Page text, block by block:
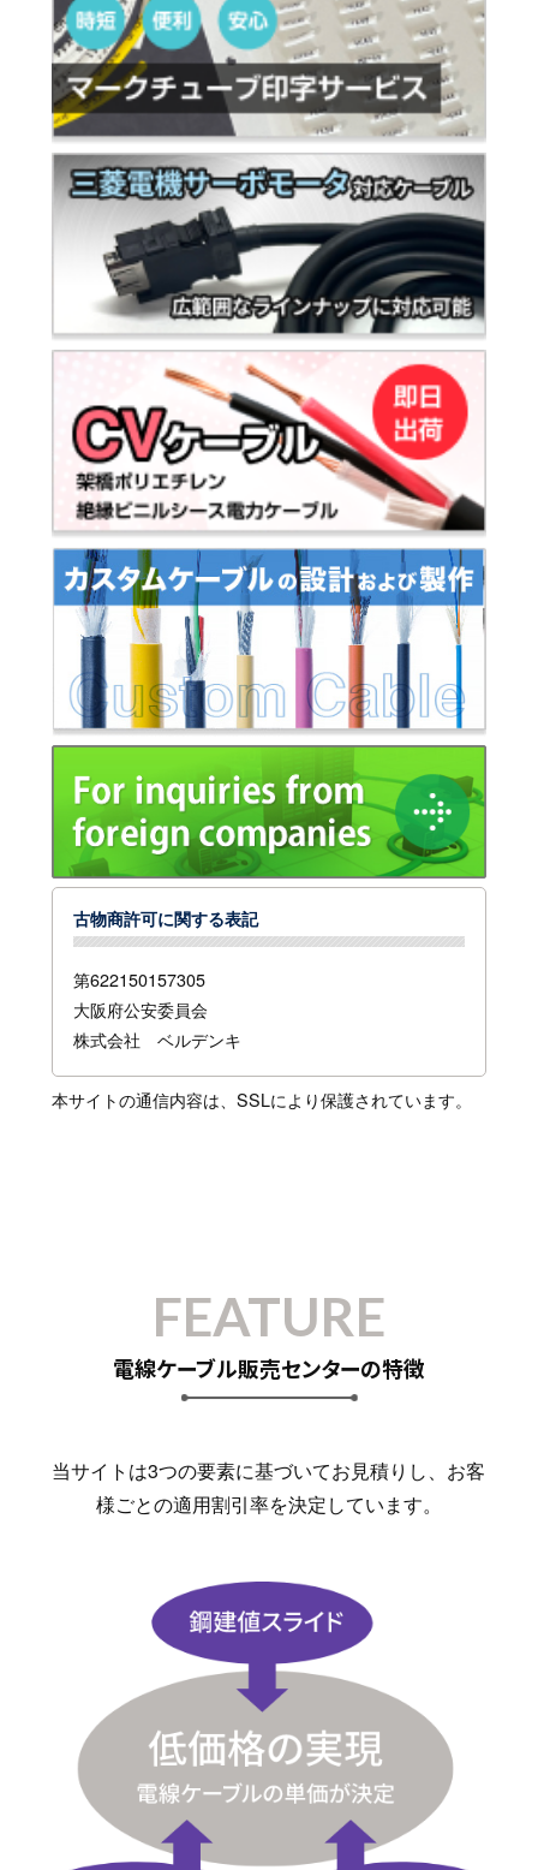
古物商許可に関する表記
第622150157305
大阪府公安委員会
株式会社 ベルデンキ
本サイトの通信内容は、SSLにより保護されています。
FEATURE
電線ケーブル販売センターの特徴
当サイトは3つの要素に基づいてお見積りし、お客
様ごとの適用割引率を決定しています。